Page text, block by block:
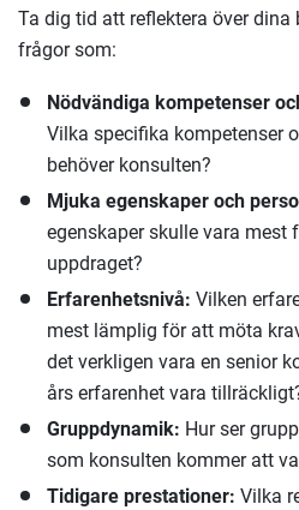
Ta dig tid att reflektera över
frågor som:
Nödvändiga kompetenser
Vilka specifika kompetenser
behöver konsulten?
Mjuka egenskaper och
egenskaper skulle vara mest
uppdraget?
Erfarenhetsnivå: Vilken
mest lämplig för att möta
det verkligen vara en senior
års erfarenhet vara
Gruppdynamik: Hur ser
som konsulten kommer att
Tidigare prestationer: Vilka